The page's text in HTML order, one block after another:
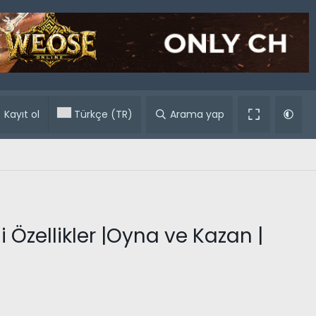
Kayıt ol Türkçe (TR) Arama yap
|Oyna ve Kazan |